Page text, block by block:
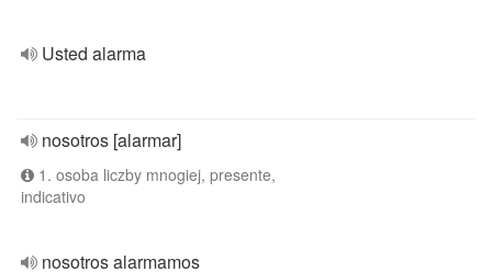
Usted alarma
nosotros [alarmar]
1. osoba liczby mnogiej, presente,
indicativo
nosotros alarmamos